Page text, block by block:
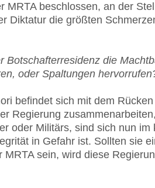
MRTA beschlossen, an der
Diktatur die größten
Botschafterresidenz die
oder Spaltungen
befindet sich mit dem
Regierung
oder Militärs, sind sich nun im
in Gefahr ist. Sollten sie
MRTA sein, wird diese